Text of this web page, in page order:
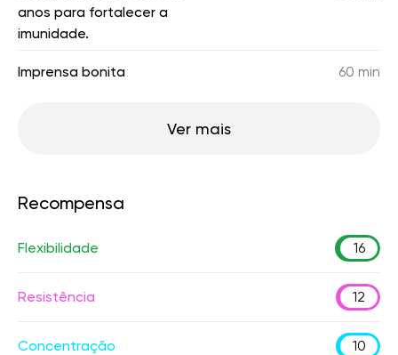
anos para fortalecer a
imunidade.
Imprensa bonita 60 min
Ver mais
Recompensa
Flexibilidade 16
Resistência 12
Concentração 10